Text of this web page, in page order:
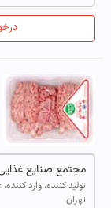
مجتمع صنایع
تولید کننده، وارد
تهران